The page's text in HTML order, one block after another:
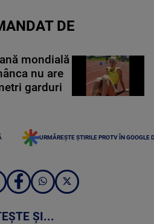
DE
mondială
nu are
garduri
URMĂREȘTE ȘTIRILE PROTV ÎN GOOGLE
ȘI...